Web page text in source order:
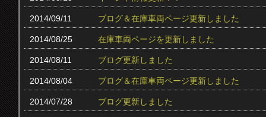
2014/09/11 ブログ＆在庫車両ページ更新しました
2014/08/25 在庫車両ページを更新しました
2014/08/11 ブログ更新しました
2014/08/04 ブログ＆在庫車両ページ更新しました
2014/07/28 ブログ更新しました